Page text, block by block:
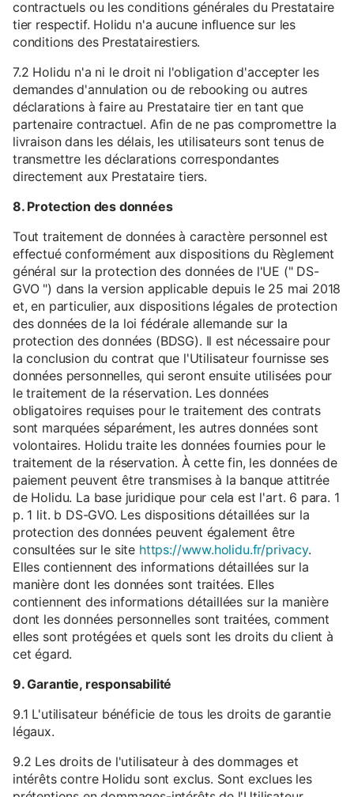
contractuels ou les conditions générales du Prestataire
tier respectif. Holidu n'a aucune influence sur les
conditions des Prestatairestiers.
7.2 Holidu n'a ni le droit ni l'obligation d'accepter les
demandes d'annulation ou de rebooking ou autres
déclarations à faire au Prestataire tier en tant que
partenaire contractuel. Afin de ne pas compromettre la
livraison dans les délais, les utilisateurs sont tenus de
transmettre les déclarations correspondantes
directement aux Prestataire tiers.
8. Protection des données
Tout traitement de données à caractère personnel est
effectué conformément aux dispositions du Règlement
général sur la protection des données de l'UE (" DS-
GVO ") dans la version applicable depuis le 25 mai 2018
et, en particulier, aux dispositions légales de protection
des données de la loi fédérale allemande sur la
protection des données (BDSG). Il est nécessaire pour
la conclusion du contrat que l'Utilisateur fournisse ses
données personnelles, qui seront ensuite utilisées pour
le traitement de la réservation. Les données
obligatoires requises pour le traitement des contrats
sont marquées séparément, les autres données sont
volontaires. Holidu traite les données fournies pour le
traitement de la réservation. À cette fin, les données de
paiement peuvent être transmises à la banque attitrée
de Holidu. La base juridique pour cela est l'art. 6 para. 1
p. 1 lit. b DS-GVO. Les dispositions détaillées sur la
protection des données peuvent également être
consultées sur le site https://www.holidu.fr/privacy.
Elles contiennent des informations détaillées sur la
manière dont les données sont traitées. Elles
contiennent des informations détaillées sur la manière
dont les données personnelles sont traitées, comment
elles sont protégées et quels sont les droits du client à
cet égard.
9. Garantie, responsabilité
9.1 L'utilisateur bénéficie de tous les droits de garantie
légaux.
9.2 Les droits de l'utilisateur à des dommages et
intérêts contre Holidu sont exclus. Sont exclues les